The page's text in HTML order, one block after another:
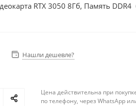
RTX 3050 8Гб, Память
Нашли дешевле?
Цена действительна при
по телефону, через WhatsApp